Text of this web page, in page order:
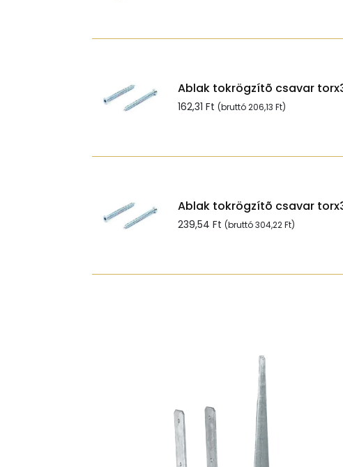
Ablak tokrögzítõ csavar
162,31 Ft (bruttó206,13 Ft)
Ablak tokrögzítõ csavar
239,54 Ft (bruttó304,22Ft)